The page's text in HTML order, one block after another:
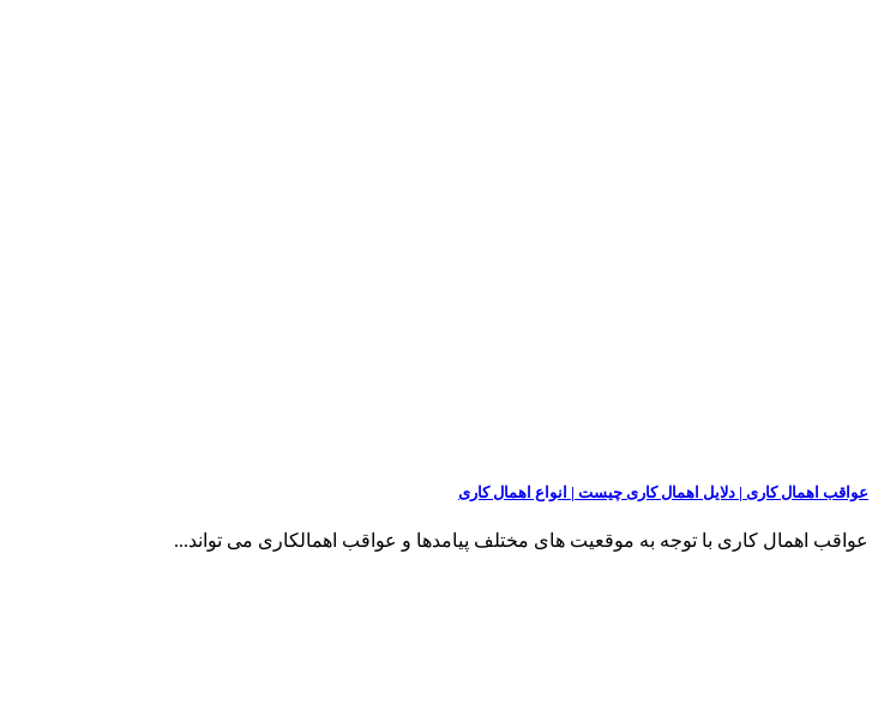
عواقب اهمال کاری | دلایل اهمال کاری چیست | انواع اهمال کاری
عواقب اهمال کاری با توجه به موقعیت های مختلف پیامدها و عواقب اهمالکاری می تواند...